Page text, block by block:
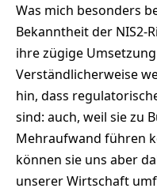
Was mich besonders
Bekanntheit der NIS2-
ihre zügige
Verständlicherweise
hin, dass
sind: auch, weil sie zu
Mehraufwand führen
können sie uns aber
unserer Wirtschaft